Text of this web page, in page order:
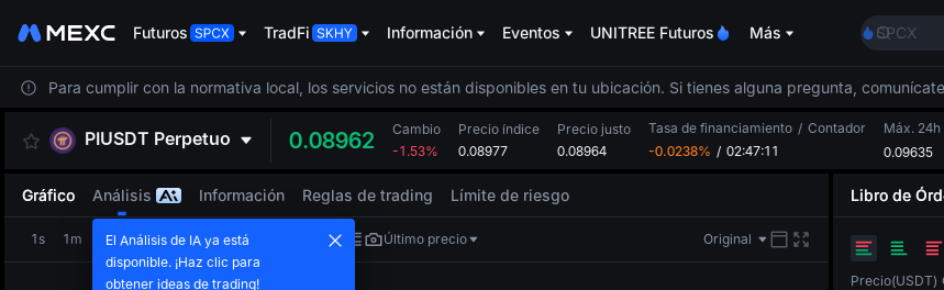
Futuros TradFi Información Eventos UNITREE Futuros Más
SPCX
HFT
Futuro
UNITREE
Futuro
Para cumplir con la normativa local, los servicios no están disponibles en tu ubicación. Si tienes alguna pregunta,
PIUSDT Perpetuo 0.08962
Cambio
-1.53%
Precio índice
0.08977
Precio justo
0.08964
Tasa de financiamiento / Contador
-0.0238% / 02:47:10
Máx. 24h
0.09635
Gráfico Análisis Información Reglas de trading Límite de riesgo
1s 1m 5m 15m 1H 4H Último precio Original
Libro de
Precio(USDT)
El Análisis de IA ya está
disponible. ¡Haz clic para
obtener ideas de trading!